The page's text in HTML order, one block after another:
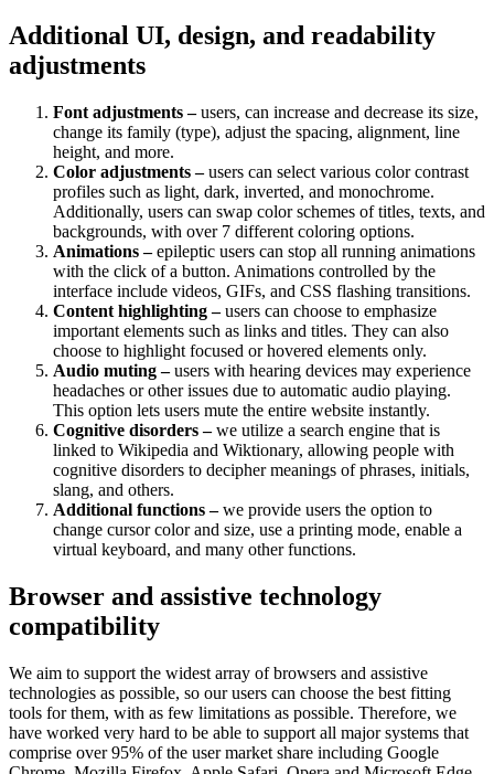
Additional UI, design, and readability
adjustments
Font adjustments –users, can increase and decrease its size,
change its family (type), adjust the spacing, alignment, line
height, and more.
Color adjustments –users can select various color contrast
profiles such as light, dark, inverted, and monochrome.
Additionally, users can swap color schemes of titles, texts, and
backgrounds, with over 7 different coloring options.
Animations –epileptic users can stop all running animations
with the click of a button. Animations controlled by the
interface include videos, GIFs, and CSS flashing transitions.
Content highlighting –users can choose to emphasize
important elements such as links and titles. They can also
choose to highlight focused or hovered elements only.
Audio muting –users with hearing devices may experience
headaches or other issues due to automatic audio playing.
This option lets users mute the entire website instantly.
Cognitive disorders –we utilize a search engine that is
linked to Wikipedia and Wiktionary, allowing people with
cognitive disorders to decipher meanings of phrases, initials,
slang, and others.
Additional functions –we provide users the option to
change cursor color and size, use a printing mode, enable a
virtual keyboard, and many other functions.
Browser and assistive technology
compatibility
We aim to support the widest array of browsers and assistive
technologies as possible, so our users can choose the best fitting
tools for them, with as few limitations as possible. Therefore, we
have worked very hard to be able to support all major systems that
comprise over 95% of the user market share including Google